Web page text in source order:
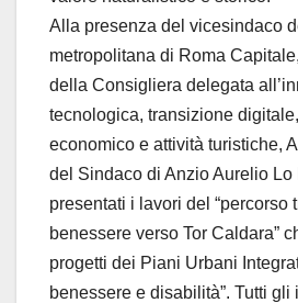
Alla presenza del vicesindaco
metropolitana di Roma
della Consigliera delegata
tecnologica, transizione
economico e attività turistiche,
del Sindaco di Anzio Aurelio Lo
presentati i lavori del “percorso
benessere verso Tor Caldara”
progetti dei Piani Urbani
benessere e disabilità”. Tutti gli